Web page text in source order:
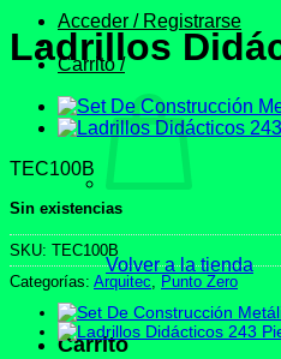
Acceder / Registrarse
Carrito /
Volver a la tienda
Carrito
Ladrillos
TEC100B
Sin existencias
SKU: TEC100B
Categorías: Arquitec Punto Zero